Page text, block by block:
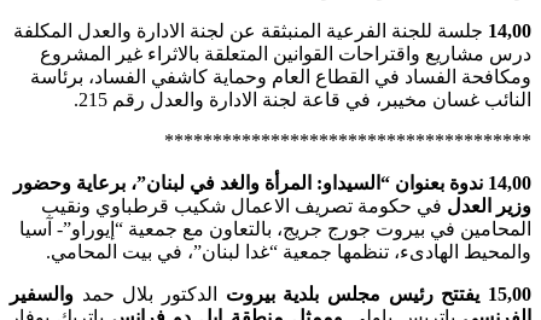
14,00 جلسة للجنة الفرعية المنبثقة عن لجنة الادارة والعدل المكلفة
درس مشاريع واقتراحات القوانين المتعلقة بالاثراء غير المشروع
ومكافحة الفساد في القطاع العام وحماية كاشفي الفساد، برئاسة
النائب غسان مخيبر، في قاعة لجنة الادارة والعدل رقم 215.
**************************************
14,00 ندوة بعنوان “السيداو: المرأة والغد في لبنان”، برعاية وحضور
وزير العدل في حكومة تصريف الاعمال شكيب قرطباوي ونقيب
المحامين في بيروت جورج جريج، بالتعاون مع جمعية “إيوراو”- آسيا
والمحيط الهادىء، تنظمها جمعية “غدا لبنان”، في بيت المحامي.
15,00 يفتتح رئيس مجلس بلدية بيروت الدكتور بلال حمد والسفير